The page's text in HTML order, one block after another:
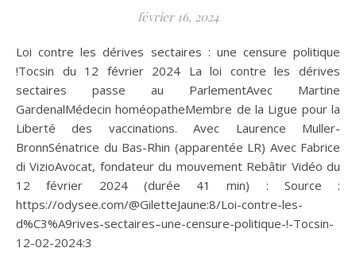
février 16, 2024
Loi contre les dérives sectaires : une censure politique
!Tocsin du 12 février 2024 La loi contre les dérives
sectaires passe au ParlementAvec Martine
GardenalMédecin homéopatheMembre de la Ligue pour la
Liberté des vaccinations. Avec Laurence Muller-
BronnSénatrice du Bas-Rhin (apparentée LR) Avec Fabrice
di VizioAvocat, fondateur du mouvement Rebâtir Vidéo du
12 février 2024 (durée 41 min) : Source :
https://odysee.com/@GiletteJaune:8/Loi-contre-les-
d%C3%A9rives-sectaires–une-censure-politique-!-Tocsin-
12-02-2024:3